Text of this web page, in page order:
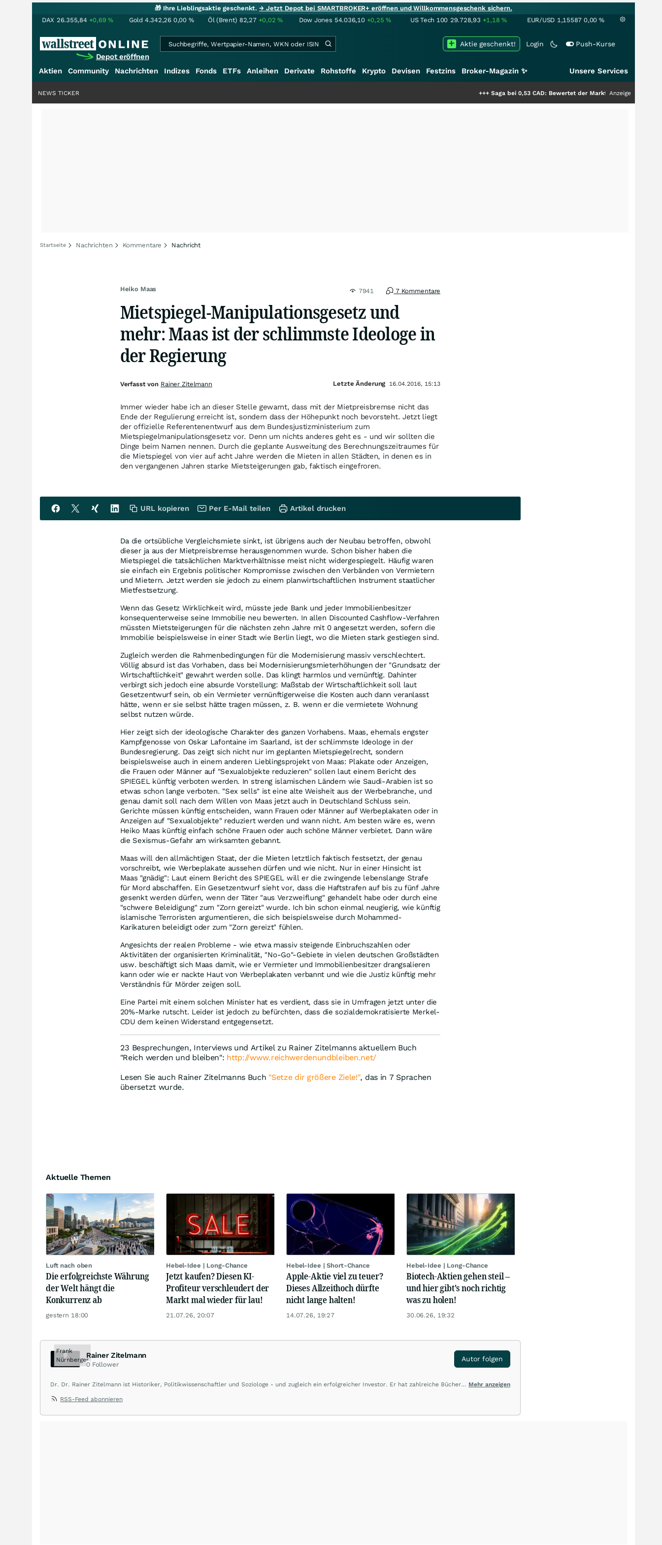
🎁 Ihre Lieblingsaktie geschenkt.→ Jetzt Depot bei SMARTBROKER+ eröffnen und Willkommensgeschenk sichern.
DAX 26.355,84 +0,69% Gold 4.342,26 0,00 % Öl (Brent) 82,27 +0,02% Dow Jones 54.036,10 +0,25% US Tech 100 29.728,93 +1,18% EUR/USD 1,15587 0,00 %
Depot eröffnen
Login Push-Kurse
Aktie geschenkt!
Aktien Community Nachrichten Indizes Fonds ETFs Anleihen Derivate Rohstoffe Krypto Devisen Festzins Broker-Magazin ✨ Unsere Services
Saga bei 0,53 CAD: Bewertet der Markt noch immer nur die Hälfte der
Anzeige
NEWS TICKER
Startseite Nachrichten Kommentare Nachricht
Heiko Maas 7941 7 Kommentare
Mietspiegel-Manipulationsgesetz und
mehr: Maas ist der schlimmste Ideologe in
der Regierung
Immer wieder habe ich an dieser Stelle gewarnt, dass mit der Mietpreisbremse nicht das
Ende der Regulierung erreicht ist, sondern dass der Höhepunkt noch bevorsteht. Jetzt liegt
der offizielle Referentenentwurf aus dem Bundesjustizministerium zum
Mietspiegelmanipulationsgesetz vor. Denn um nichts anderes geht es - und wir sollten die
Dinge beim Namen nennen. Durch die geplante Ausweitung des Berechnungszeitraumes für
die Mietspiegel von vier auf acht Jahre werden die Mieten in allen Städten, in denen es in
den vergangenen Jahren starke Mietsteigerungen gab, faktisch eingefroren.
Da die ortsübliche Vergleichsmiete sinkt, ist übrigens auch der Neubau betroffen, obwohl
dieser ja aus der Mietpreisbremse herausgenommen wurde. Schon bisher haben die
Mietspiegel die tatsächlichen Marktverhältnisse meist nicht widergespiegelt. Häufig waren
sie einfach ein Ergebnis politischer Kompromisse zwischen den Verbänden von Vermietern
und Mietern. Jetzt werden sie jedoch zu einem planwirtschaftlichen Instrument staatlicher
Mietfestsetzung.
Wenn das Gesetz Wirklichkeit wird, müsste jede Bank und jeder Immobilienbesitzer
konsequenterweise seine Immobilie neu bewerten. In allen Discounted Cashflow-Verfahren
müssten Mietsteigerungen für die nächsten zehn Jahre mit 0 angesetzt werden, sofern die
Immobilie beispielsweise in einer Stadt wie Berlin liegt, wo die Mieten stark gestiegen sind.
Zugleich werden die Rahmenbedingungen für die Modernisierung massiv verschlechtert.
Völlig absurd ist das Vorhaben, dass bei Modernisierungsmieterhöhungen der "Grundsatz der
Wirtschaftlichkeit" gewahrt werden solle. Das klingt harmlos und vernünftig. Dahinter
verbirgt sich jedoch eine absurde Vorstellung: Maßstab der Wirtschaftlichkeit soll laut
Gesetzentwurf sein, ob ein Vermieter vernünftigerweise die Kosten auch dann veranlasst
hätte, wenn er sie selbst hätte tragen müssen, z. B. wenn er die vermietete Wohnung
selbst nutzen würde.
Hier zeigt sich der ideologische Charakter des ganzen Vorhabens. Maas, ehemals engster
Kampfgenosse von Oskar Lafontaine im Saarland, ist der schlimmste Ideologe in der
Bundesregierung. Das zeigt sich nicht nur im geplanten Mietspiegelrecht, sondern
beispielsweise auch in einem anderen Lieblingsprojekt von Maas: Plakate oder Anzeigen,
die Frauen oder Männer auf "Sexualobjekte reduzieren" sollen laut einem Bericht des
SPIEGEL künftig verboten werden. In streng islamischen Ländern wie Saudi-Arabien ist so
etwas schon lange verboten. "Sex sells" ist eine alte Weisheit aus der Werbebranche, und
genau damit soll nach dem Willen von Maas jetzt auch in Deutschland Schluss sein.
Gerichte müssen künftig entscheiden, wann Frauen oder Männer auf Werbeplakaten oder in
Anzeigen auf "Sexualobjekte" reduziert werden und wann nicht. Am besten wäre es, wenn
Heiko Maas künftig einfach schöne Frauen oder auch schöne Männer verbietet. Dann wäre
die Sexismus-Gefahr am wirksamten gebannt.
Maas will den allmächtigen Staat, der die Mieten letztlich faktisch festsetzt, der genau
vorschreibt, wie Werbeplakate aussehen dürfen und wie nicht. Nur in einer Hinsicht ist
Maas "gnädig": Laut einem Bericht des SPIEGEL will er die zwingende lebenslange Strafe
für Mord abschaffen. Ein Gesetzentwurf sieht vor, dass die Haftstrafen auf bis zu fünf Jahre
gesenkt werden dürfen, wenn der Täter "aus Verzweiflung" gehandelt habe oder durch eine
"schwere Beleidigung" zum "Zorn gereizt" wurde. Ich bin schon einmal neugierig, wie künftig
islamische Terroristen argumentieren, die sich beispielsweise durch Mohammed-
Karikaturen beleidigt oder zum "Zorn gereizt" fühlen.
Angesichts der realen Probleme - wie etwa massiv steigende Einbruchszahlen oder
Aktivitäten der organisierten Kriminalität, "No-Go"-Gebiete in vielen deutschen Großstädten
usw. beschäftigt sich Maas damit, wie er Vermieter und Immobilienbesitzer drangsalieren
kann oder wie er nackte Haut von Werbeplakaten verbannt und wie die Justiz künftig mehr
Verständnis für Mörder zeigen soll.
Eine Partei mit einem solchen Minister hat es verdient, dass sie in Umfragen jetzt unter die
20%-Marke rutscht. Leider ist jedoch zu befürchten, dass die sozialdemokratisierte Merkel-
CDU dem keinen Widerstand entgegensetzt.
23 Besprechungen, Interviews und Artikel zu Rainer Zitelmanns aktuellem Buch
"Reich werden und bleiben": http://www.reichwerdenundbleiben.net/
Lesen Sie auch Rainer Zitelmanns Buch "Setze dir größere Ziele!", das in 7 Sprachen
übersetzt wurde.
Aktuelle Themen
Luft nach oben
Die erfolgreichste Währung
der Welt hängt die
Konkurrenz ab
gestern 18:00
Hebel-Idee | Long-Chance
Jetzt kaufen? Diesen KI-
Profiteur verschleudert der
Markt mal wieder für lau!
21.07.26, 20:07
Hebel-Idee | Short-Chance
Apple-Aktie viel zu teuer?
Dieses Allzeithoch dürfte
nicht lange halten!
14.07.26, 19:27
Hebel-Idee | Long-Chance
Biotech-Aktien gehen steil –
und hier gibt's noch richtig
was zu holen!
30.06.26, 19:32
Frank
NürnbergerRainer Zitelmann
0 Follower
Autor folgen
Mehr anzeigen
Dr. Dr. Rainer Zitelmann ist Historiker, Politikwissenschaftler und Soziologe - und zugleich ein erfolgreicher Investor. Er hat zahlreiche Bücher
Werbelink
RSS-Feed abonnieren
Verfasst von Rainer Zitelmann Letzte Änderung 16.04.2016, 15:13
URL kopieren Per E-Mail teilen Artikel drucken